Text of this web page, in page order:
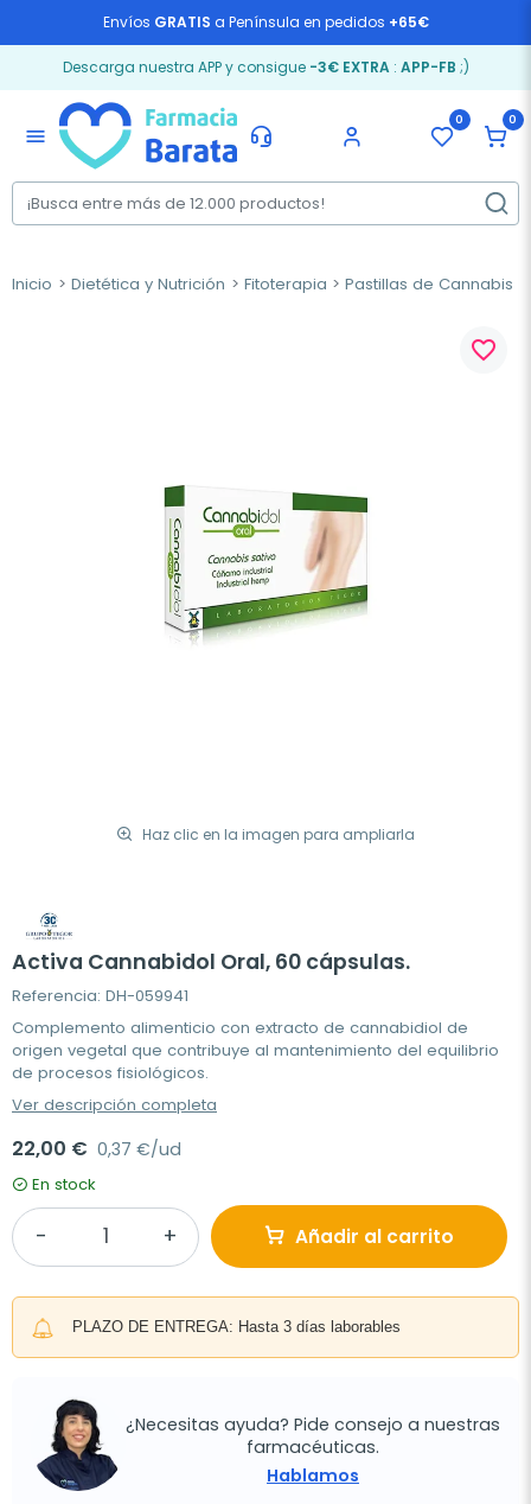
Envíos GRATIS a Península en pedidos +65€
Descarga nuestra APP y consigue -3€ EXTRA: APP-FB ;)
menu
0 0
Inicio Dietética y Nutrición Fitoterapia Pastillas de Cannabis
Haz clic en la imagen para ampliarla
favorite_border
Activa Cannabidol Oral, 60 cápsulas.
Referencia: DH-059941
Complemento alimenticio con extracto de cannabidiol de
origen vegetal que contribuye al mantenimiento del equilibrio
de procesos fisiológicos.
Ver descripción completa
22,00 € 0,37 €/ud
En stock
Añadir al carrito
PLAZO DE ENTREGA: Hasta 3 días laborables
¿Necesitas ayuda? Pide consejo a nuestras
farmacéuticas.
Hablamos